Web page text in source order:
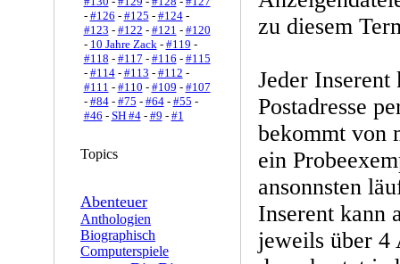
- #126 - #125 - #124-
#123 - #122 - #121 - #120
- 10 Jahre Zack- #119 -
#118 - #117 - #116 - #115
- #114- #113 - #112 -
#111 - #110 - #109 - #107
- #84- #75 - #64- #55 -
#46 - SH #4- #9 - #1
Topics
Abenteuer
Anthologien
Biographisch
Computerspiele
zu diesem
Jeder Inserent
Postadresse
bekommt von
ein
ansonnsten
Inserent kann
jeweils über 4